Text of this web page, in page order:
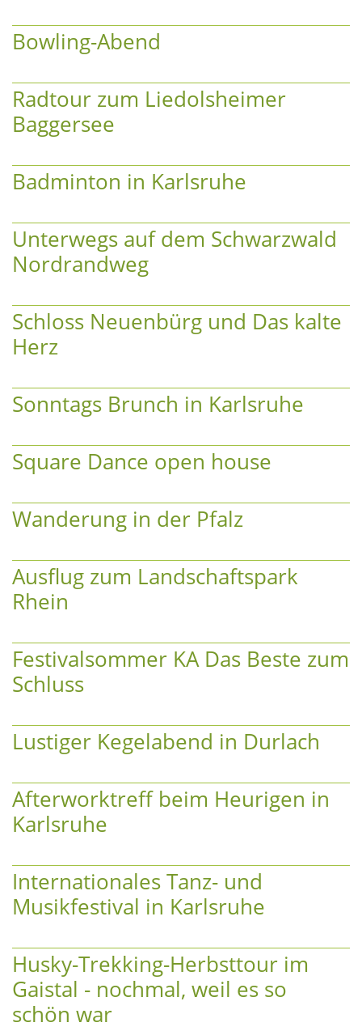
Bowling-Abend
Radtour zum Liedolsheimer
Baggersee
Badminton in Karlsruhe
Unterwegs auf dem Schwarzwald
Nordrandweg
Schloss Neuenbürg und Das kalte
Herz
Sonntags Brunch in Karlsruhe
Square Dance open house
Wanderung in der Pfalz
Ausflug zum Landschaftspark
Rhein
Festivalsommer KA Das Beste zum
Schluss
Lustiger Kegelabend in Durlach
Afterworktreff beim Heurigen in
Karlsruhe
Internationales Tanz- und
Musikfestival in Karlsruhe
Husky-Trekking-Herbsttour im
Gaistal - nochmal, weil es so
schön war